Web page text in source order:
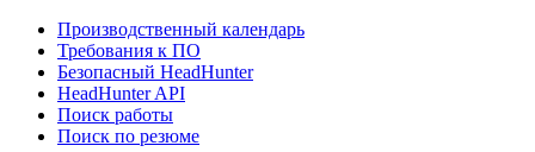
Производственный календарь
Требования к ПО
Безопасный HeadHunter
HeadHunter API
Поиск работы
Поиск по резюме